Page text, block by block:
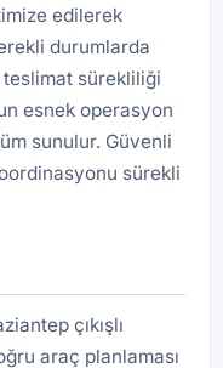
edilerek
durumlarda
teslimat sürekliliği
esnek operasyon
sunulur. Güvenli
sürekli
çıkışlı
araç planlaması